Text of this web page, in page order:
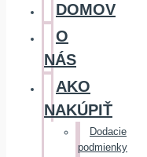
DOMOV
O
NÁS
AKO
NAKÚPIŤ
Dodacie
podmienky